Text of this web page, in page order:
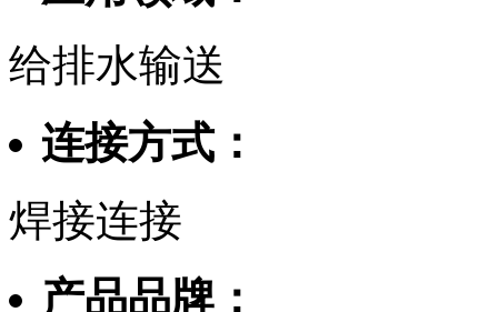
给排水输送
连接方式：
焊接连接
产品品牌：